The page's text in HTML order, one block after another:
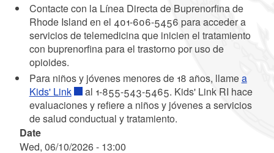
Contacte con la Línea Directa de Buprenorfina de
Rhode Island en el 401-606-5456 para acceder a
servicios de telemedicina que inicien el tratamiento
con buprenorfina para el trastorno por uso de
opioides.
Para niños y jóvenes menores de 18 años, llamea
Kids' Link
al 1-855-543-5465. Kids' Link RI hace
evaluaciones y refiere a niños y jóvenes a servicios
de salud conductual y tratamiento.
Date
Wed, 06/10/2026 - 13:00